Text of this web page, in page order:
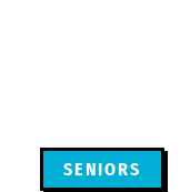
SENIORS